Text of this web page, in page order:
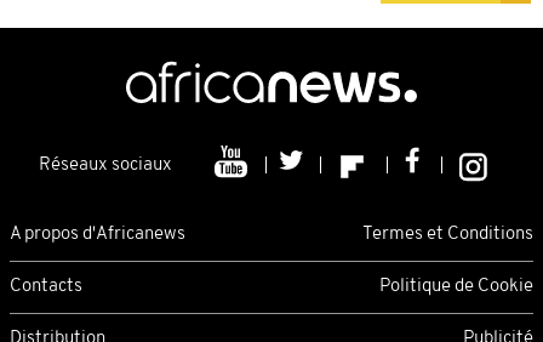
Réseaux sociaux
A propos d'Africanews Termes et Conditions
Contacts Politique de Cookie